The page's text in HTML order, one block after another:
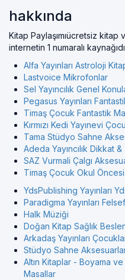
hakkında
Kitap Paylaşımıücretsiz
internetin 1 numaralı
Alfa Yayınları Astroloji
Lastvoice Mikrofonlar
Sel Yayıncılık Genel
Pegasus Yayınları
Timaş Çocuk Fantastik
Kırmızı Kedi Yayınevi
Tama Stüdyo Sahne
Adeda Yayıncılık Dikkat
SAZ Vurmali Çalgı
Timaş Çocuk Okul Öncesi
YdsPublishing Yayınları
Paradigma Yayınları
Halk Müziği
Doğan Kitap Sağlık
Arkadaş Yayınları
Stüdyo Sahne
Altın Kitaplar - Boyama
Masallar